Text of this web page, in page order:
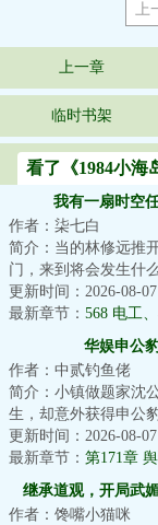
上
上一章
临时书架
看了《1984小海
我有一扇时空
作者：柒七白
简介：当的林修远推
门，来到将会发生什
那么……过去的郑秀妍
的Jessica开始对...
更新时间：2026-08-
最新章节： 568 电工
柚子（求订阅求月票）
华娱申公
作者：中贰钓鱼佬
简介：小镇做题家沈
生，却意外获得申公
只要做出符合申公豹
情，就能够获得相...
更新时间：2026-08-
最新章节： 第171章
销量却起飞！
继承道观，开局武
作者：馋嘴小猫咪